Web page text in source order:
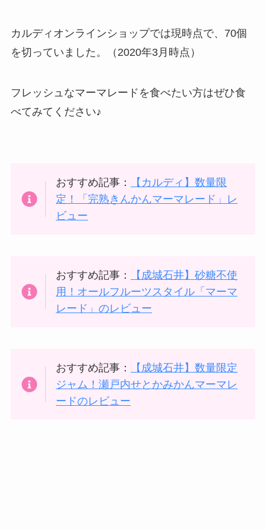
カルディオンラインショップでは現時点で、70個
を切っていました。（2020年3月時点）
フレッシュなマーマレードを食べたい方はぜひ食
べてみてください♪
おすすめ記事：
【カルディ】数量限
定！「完熟きんかんマーマレード」レ
ビュー
おすすめ記事：
【成城石井】砂糖不使
用！オールフルーツスタイル「マーマ
レード」のレビュー
おすすめ記事：
【成城石井】数量限定
ジャム！瀬戸内せとかみかんマーマレ
ードのレビュー